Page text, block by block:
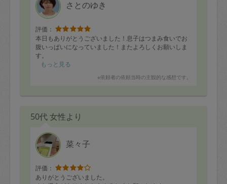
さとのゆき
評価：
本日もありがとうございました！息子はつまみ食いでお
腹いっぱいになっていました！またよろしくお願いしま
す。
もっと見る
※依頼者の依頼当時の主観的な感想です。
50代 女性より
菜々子
評価：
ありがとうございました。